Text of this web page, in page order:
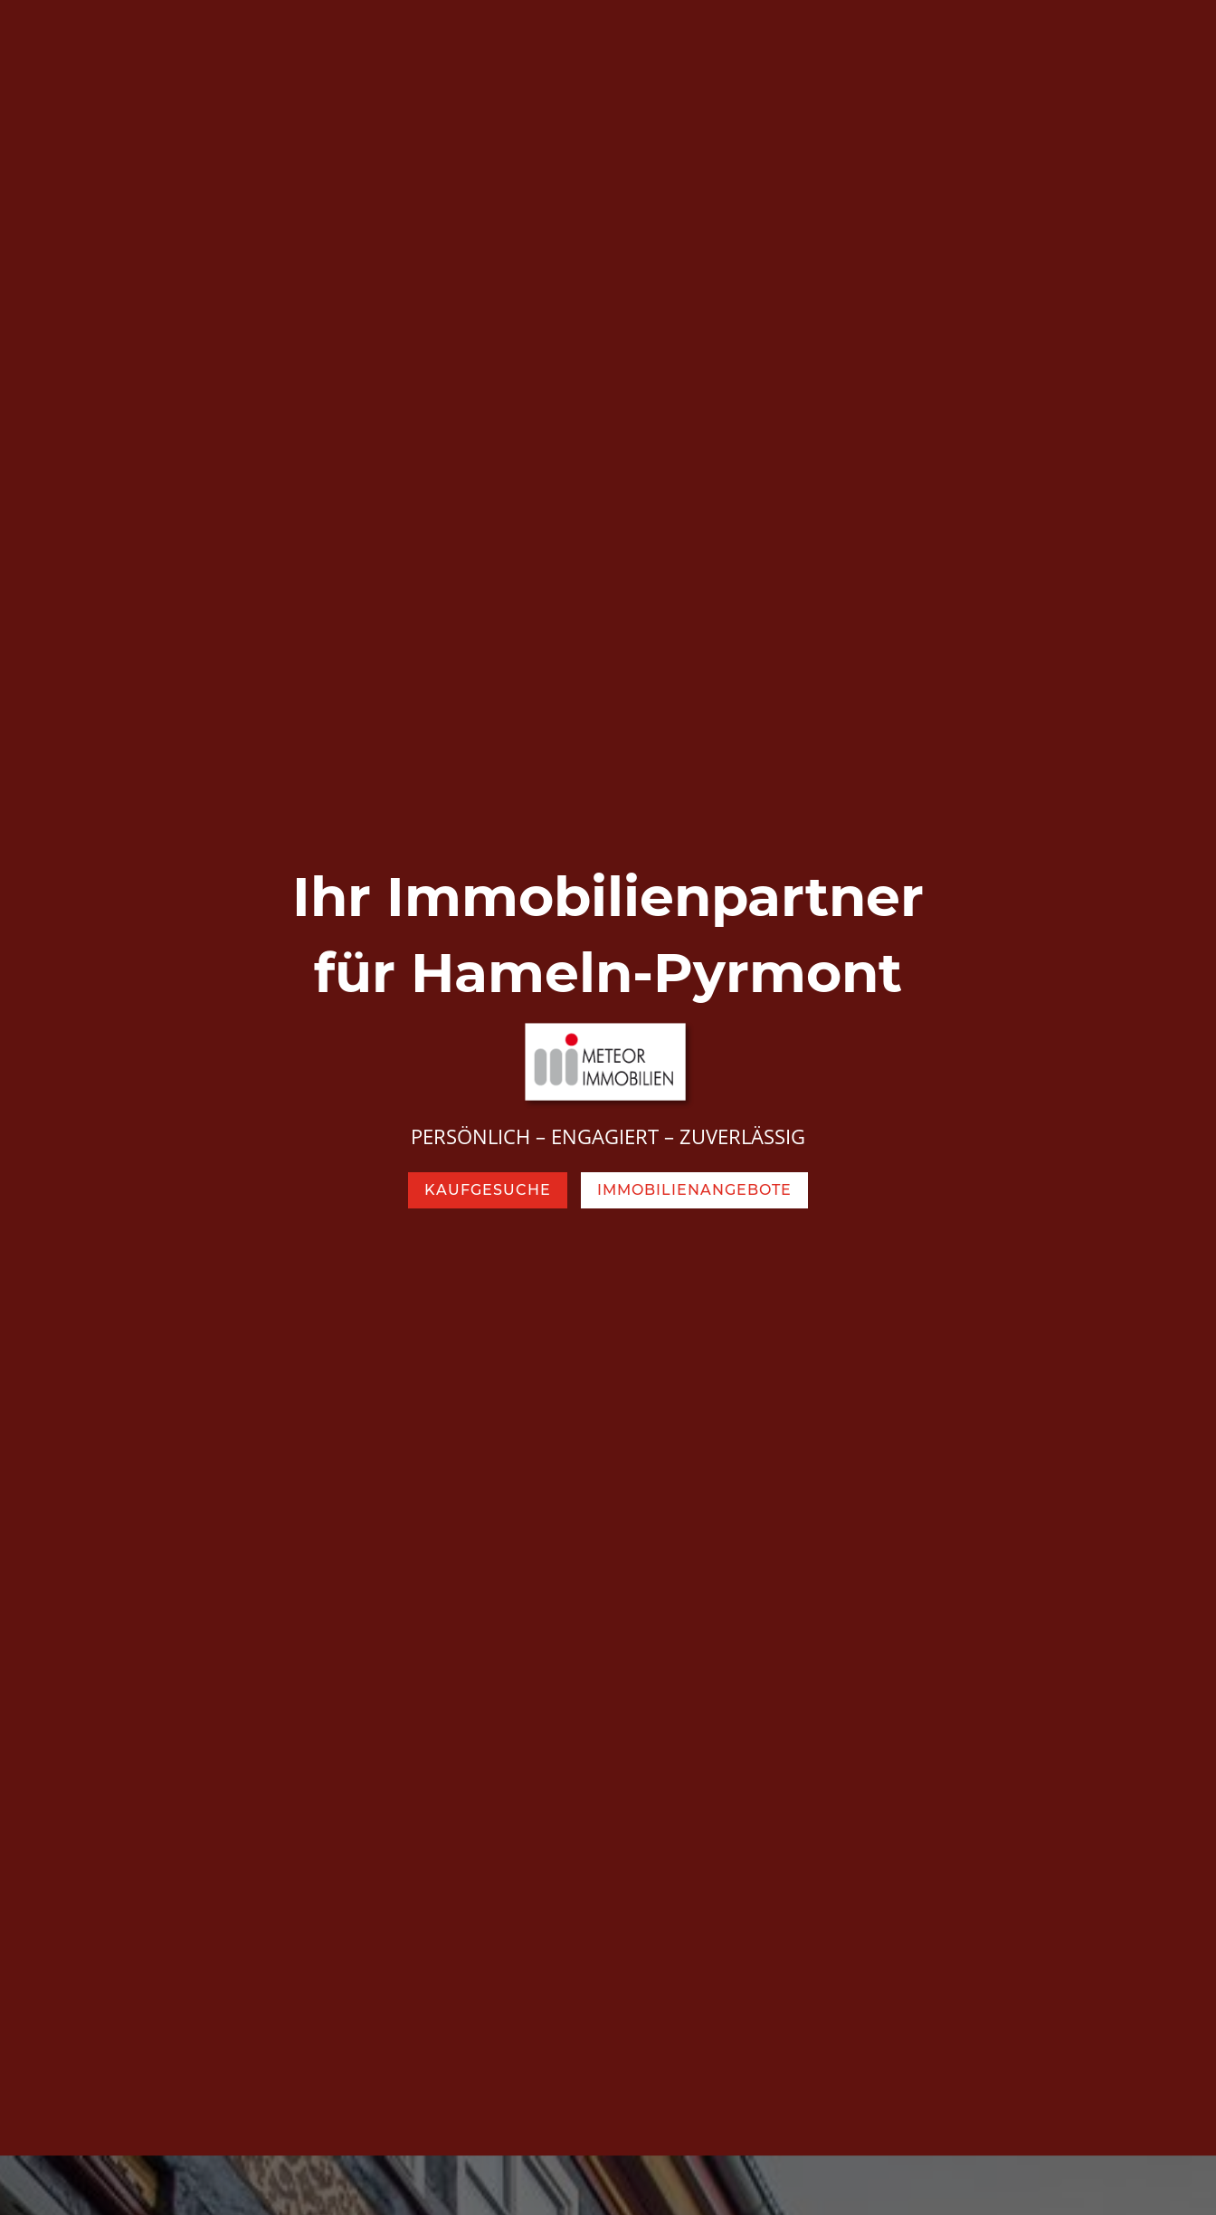
Ihr Immobilienpartner
für Hameln-Pyrmont
PERSÖNLICH – ENGAGIERT – ZUVERLÄSSIG
KAUFGESUCHE IMMOBILIENANGEBOTE